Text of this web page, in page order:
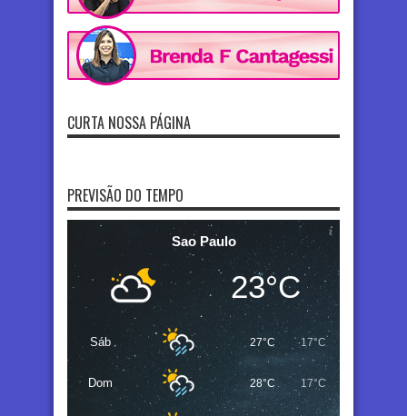
CURTA NOSSA PÁGINA
PREVISÃO DO TEMPO
Sao Paulo
23°C
Sáb 27°C 17°C
Dom 28°C 17°C